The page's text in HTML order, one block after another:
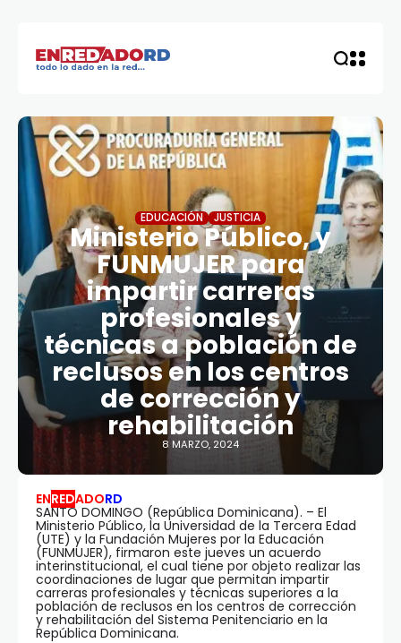
EDUCACIÓN JUSTICIA
Ministerio Público, y
FUNMUJER para
impartir carreras
profesionales y
técnicas a población de
reclusos en los centros
de corrección y
rehabilitación
8 MARZO, 2024
ENREDADORD
SANTO DOMINGO (República Dominicana). – El
Ministerio Público, la Universidad de la Tercera Edad
(UTE) y la Fundación Mujeres por la Educación
(FUNMUJER), firmaron este jueves un acuerdo
interinstitucional, el cual tiene por objeto realizar las
coordinaciones de lugar que permitan impartir
carreras profesionales y técnicas superiores a la
población de reclusos en los centros de corrección
y rehabilitación del Sistema Penitenciario en la
República Dominicana.